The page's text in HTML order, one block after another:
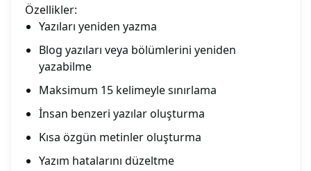
Özellikler:
Yazıları yeniden yazma
Blog yazıları veya bölümlerini yeniden
yazabilme
Maksimum 15 kelimeyle sınırlama
İnsan benzeri yazılar oluşturma
Kısa özgün metinler oluşturma
Yazım hatalarını düzeltme